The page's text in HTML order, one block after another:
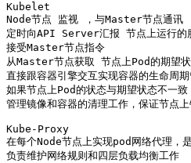
Kubelet
Node节点 监视 ，与Master节点通讯
定时向API Server汇报 节点上运行的
接受Master节点指令
从Master节点获取 节点上Pod的期望
直接跟容器引擎交互实现容器的生命周期
如果节点上Pod的状态与期望状态不一
管理镜像和容器的清理工作，保证节点
Kube-Proxy
在每个Node节点上实现pod网络代理
负责维护网络规则和四层负载均衡工作